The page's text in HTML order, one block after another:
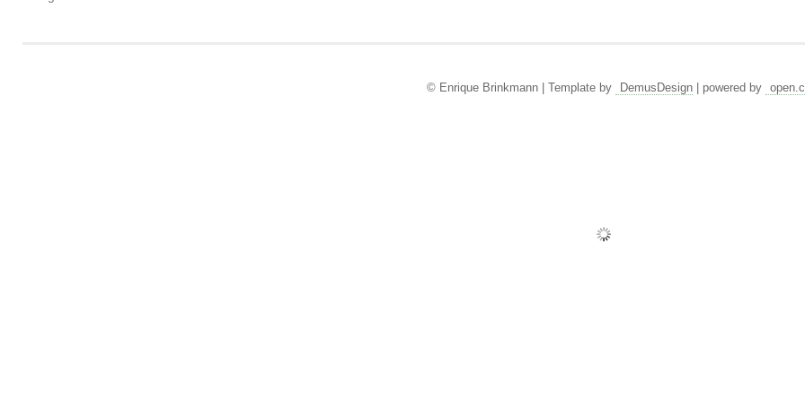
© Enrique Brinkmann | Template by DemusDesign| powered by